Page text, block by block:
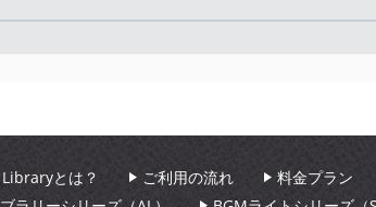
とは？ ご利用の流れ 料金プラン